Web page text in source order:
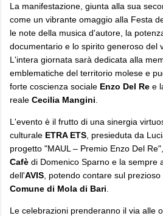
La manifestazione, giunta alla sua
come un vibrante omaggio alla Festa
le note della musica d'autore, la
documentario e lo spirito generoso del
L'intera giornata sarà dedicata alla
emblematiche del territorio molese e
forte coscienza sociale Enzo Del Re e
reale Cecilia Mangini
L'evento è il frutto di una sinergia
culturale ETRA ETS , presieduta da
progetto "MAUL – Premio Enzo Del
Cafè di Domenico Sparno e la sempre
dell'AVIS , potendo contare sul
Comune di Mola di Bari
Le celebrazioni prenderanno il via alle